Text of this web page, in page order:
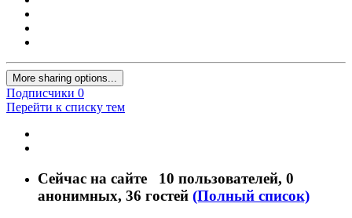
More sharing options...
Подписчики 0
Перейти к списку тем
Сейчас на сайте 10 пользователей, 0
анонимных, 36 гостей (Полный список)